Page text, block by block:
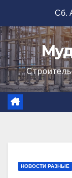
содержимому
Сб.
НОВОСТИ РАЗНЫЕ